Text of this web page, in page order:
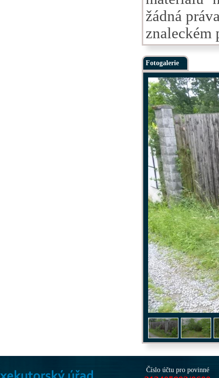
žádná
znaleckém
Fotogalerie
1/4
Číslo účtu pro povinné